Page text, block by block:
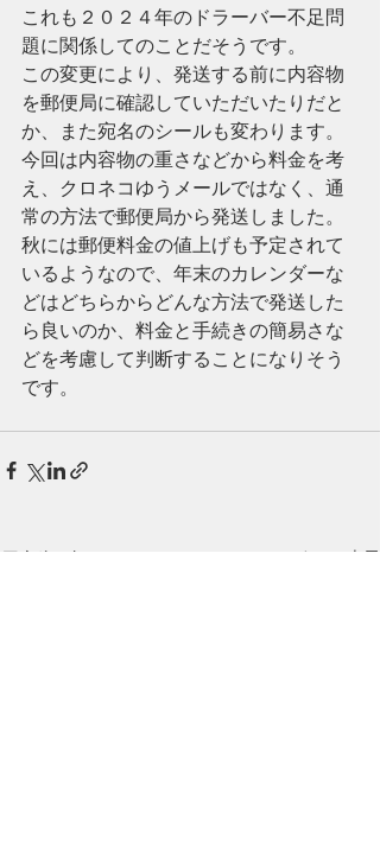
これも２０２４年のドラーバー不足問
題に関係してのことだそうです。
この変更により、発送する前に内容物
を郵便局に確認していただいたりだと
か、また宛名のシールも変わります。
今回は内容物の重さなどから料金を考
え、クロネコゆうメールではなく、通
常の方法で郵便局から発送しました。
秋には郵便料金の値上げも予定されて
いるようなので、年末のカレンダーな
どはどちらからどんな方法で発送した
ら良いのか、料金と手続きの簡易さな
どを考慮して判断することになりそう
です。
すべて表示